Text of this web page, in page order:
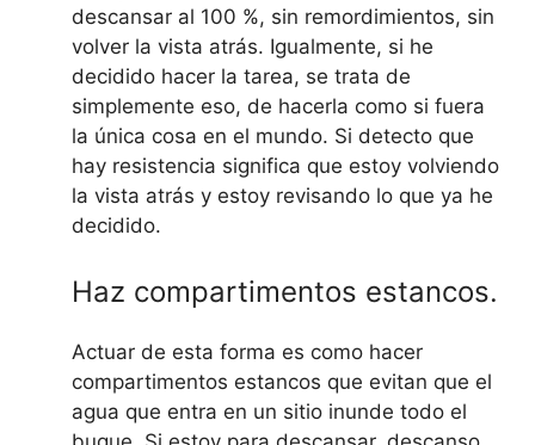
descansar al 100 %, sin remordimientos, sin
volver la vista atrás. Igualmente, si he
decidido hacer la tarea, se trata de
simplemente eso, de hacerla como si fuera
la única cosa en el mundo. Si detecto que
hay resistencia significa que estoy volviendo
la vista atrás y estoy revisando lo que ya he
decidido.
Haz compartimentos estancos.
Actuar de esta forma es como hacer
compartimentos estancos que evitan que el
agua que entra en un sitio inunde todo el